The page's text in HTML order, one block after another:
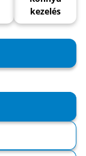
kezelés